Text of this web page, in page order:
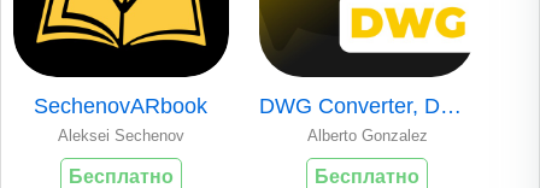
SechenovARbook
Aleksei Sechenov
Бесплатно
DWG Converter, DWG to PDF
Alberto Gonzalez
Бесплатно